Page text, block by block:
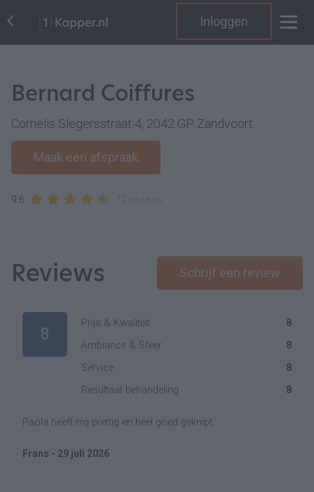
Inloggen
Bernard Coiffures
Cornelis Slegersstraat 4, 2042 GP Zandvoort
Maak een afspraak
9.6
Reviews Schrijf een review
8
Prijs & Kwaliteit
8
Ambiance & Sfeer
8
Service
8
Resultaat behandeling
8
Paola heeft mij prettig en heel goed geknipt.
Frans - 29 juli 2026